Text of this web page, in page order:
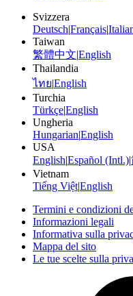
Svizzera
Deutsch|Français|
Taiwan
繁體中文|English
Thailandia
ไทย|English
Turchia
Türkçe|English
Ungheria
Hungarian|English
USA
English|Español (Intl.)|
Vietnam
Tiếng Việt|English
Termini e condizioni
Informazioni legali
Informativa sulla
Mappa del sito
Le tue scelte sulla